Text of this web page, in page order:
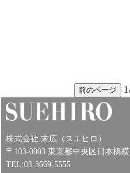
前のページ 1
株式会社 末広（スエヒロ）
〒103-0003 東京都中央区日本橋
TEL:03-3669-5555